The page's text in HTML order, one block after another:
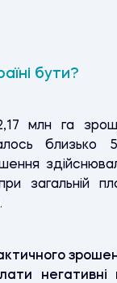
бути?
млн га
близько
загальній
негативні